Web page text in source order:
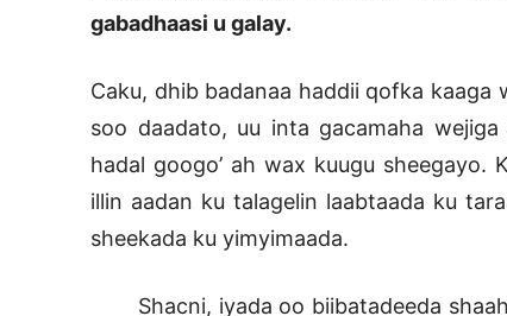
gabadhaasi u galay.
Caku, dhib badanaa haddii qofka
soo daadato, uu inta gacamaha
hadal googo’ ah wax kuugu sheegayo.
illin aadan ku talagelin laabtaada ku
sheekada ku yimyimaada.
Shacni, iyada oo biibatadeeda shaah